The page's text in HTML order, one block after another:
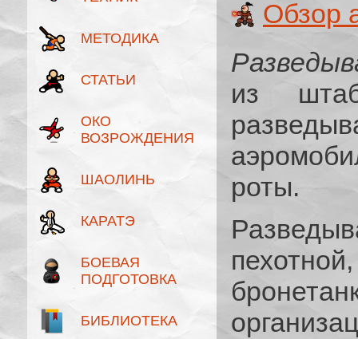
МЕТОДИКА
СТАТЬИ
ОКО
ВОЗРОЖДЕНИЯ
ШАОЛИНЬ
КАРАТЭ
БОЕВАЯ
ПОДГОТОВКА
БИБЛИОТЕКА
Обзор
из
роты.